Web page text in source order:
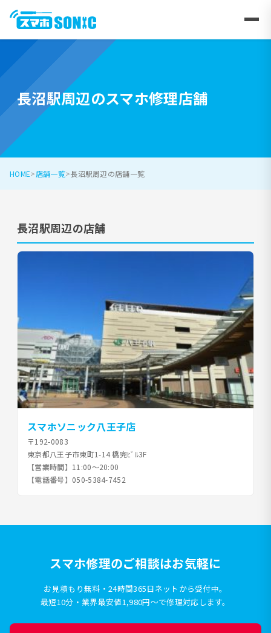
長沼駅周辺のスマホ修理店舗
HOME 店舗一覧 長沼駅周辺の店舗一覧
長沼駅周辺の店舗
スマホソニック八王子店
〒192-0083
東京都八王子市東町1-14 橋完ﾋﾞﾙ3F
【営業時間】 11:00～20:00
【電話番号】 050-5384-7452
スマホ修理のご相談はお気軽に
お見積もり無料・24時間365日ネットから受付中。
最短10分・業界最安値1,980円〜で修理対応します。